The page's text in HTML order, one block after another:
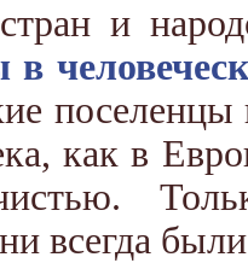
и
как в
всегда